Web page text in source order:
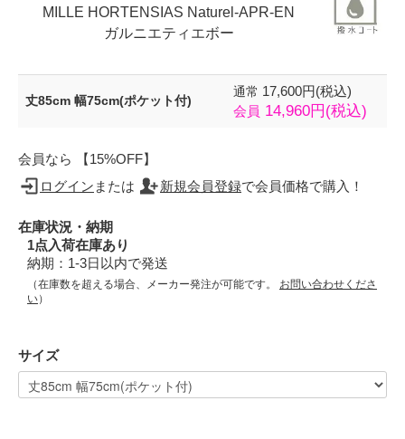
MILLE HORTENSIAS Naturel-APR-EN
ガルニエティエボー
丈85cm 幅75cm(ポケット付)
通常 17,600円(税込)
会員 14,960円(税込)
会員なら 【15%OFF】
ログイン または 新規会員登録で会員価格で購入！
在庫状況・納期
1点入荷在庫あり
納期：1-3日以内で発送
（在庫数を超える場合、メーカー発注が可能です。 お問い合わせくださ
い）
サイズ